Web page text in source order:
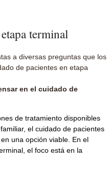
terminal
a diversas preguntas que los
de pacientes en etapa
en el cuidado de
de tratamiento disponibles
el cuidado de pacientes
una opción viable. En el
el foco está en la